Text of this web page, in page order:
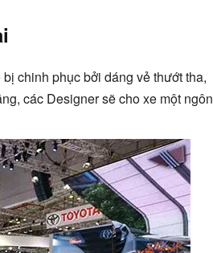
chinh phục bởi dáng vẻ thướt tha,
các Designer sẽ cho xe một ngôn